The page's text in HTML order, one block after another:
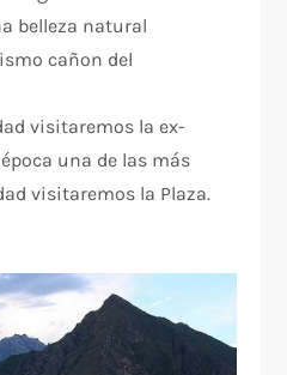
belleza natural
cañon del
visitaremos la ex-
una de las más
visitaremos la Plaza.